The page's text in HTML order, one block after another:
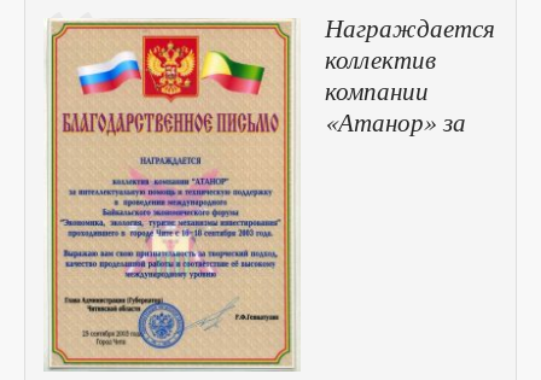
Награждается
коллектив
компании
«Атанор» за